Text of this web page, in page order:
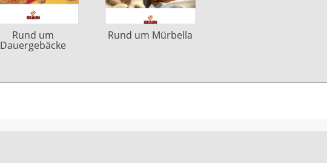
Rund um
Dauergebäcke
Rund um Mürbella